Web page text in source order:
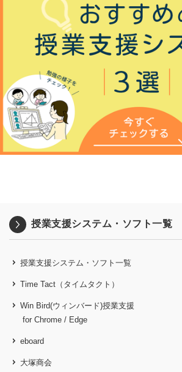
授業支援システム・ソフト一覧
授業支援システム・ソフト一覧
Time Tact（タイムタクト）
Win Bird(ウィンバード)授業支援
for Chrome / Edge
eboard
大塚商会